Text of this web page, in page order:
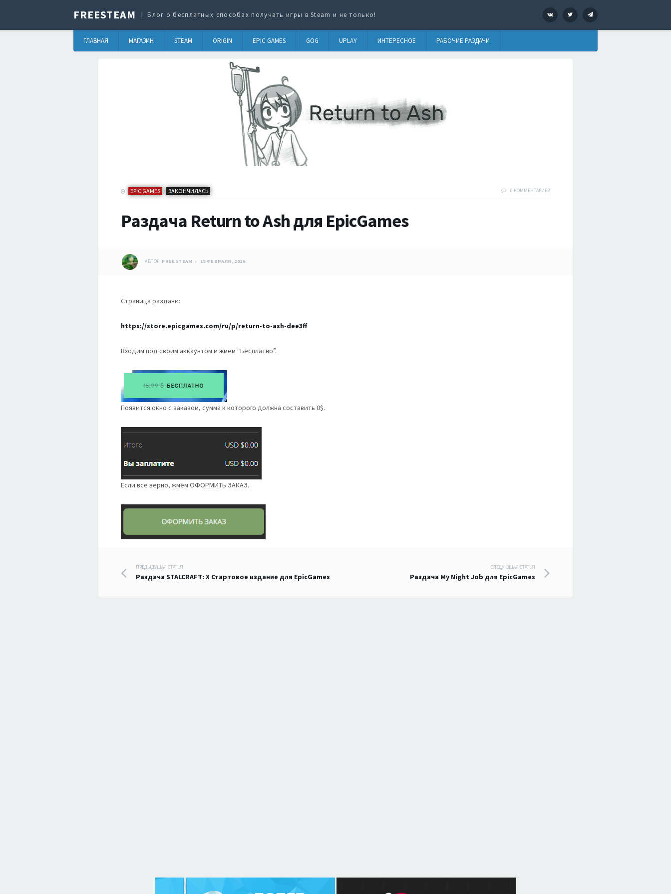
FREESTEAM Блог о бесплатных способах получать игры в Steam и не только! VK Twitter
ГЛАВНАЯ МАГАЗИН STEAM ORIGIN EPIC GAMES GOG UPLAY ИНТЕРЕСНОЕ РАБОЧИЕ РАЗДАЧИ
EPIC GAMES / ЗАКОНЧИЛАСЬ 0 КОММЕНТАРИЕВ
Раздача Return to Ash для EpicGames
АВТОР: FREESTEAM 19 ФЕВРАЛЯ, 2026
Страница раздачи:
https://store.epicgames.com/ru/p/return-to-ash-dee3ff
Входим под своим аккаунтом и жмем “Бесплатно”.
Появится окно с заказом, сумма к которого должна составить 0$.
Если все верно, жмём ОФОРМИТЬ ЗАКАЗ.
Навигация
по
ПРЕДЫДУЩАЯ СТАТЬЯ
Раздача STALCRAFT: X Стартовое издание для EpicGames
СЛЕДУЮЩАЯ СТАТЬЯ
Раздача My Night Job для EpicGames